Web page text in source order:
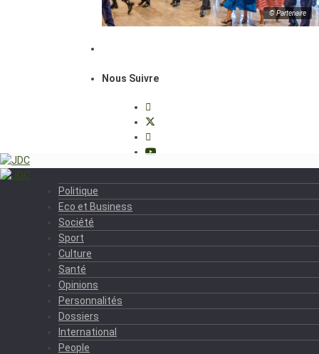
© Partenaire
Nous Suivre
Politique
Eco et Business
Société
Sport
Culture
Santé
Opinions
Personnalités
Dossiers
International
People